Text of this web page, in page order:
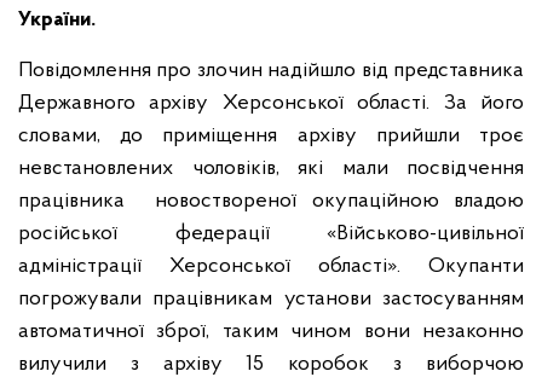
України.
Повідомлення про злочин надійшло від представника
Державного архіву Херсонської області. За його
словами, до приміщення архіву прийшли троє
невстановлених чоловіків, які мали посвідчення
працівника новоствореної окупаційною владою
російської федерації «Військово-цивільної
адміністрації Херсонської області». Окупанти
погрожували працівникам установи застосуванням
автоматичної зброї, таким чином вони незаконно
вилучили з архіву 15 коробок з виборчою